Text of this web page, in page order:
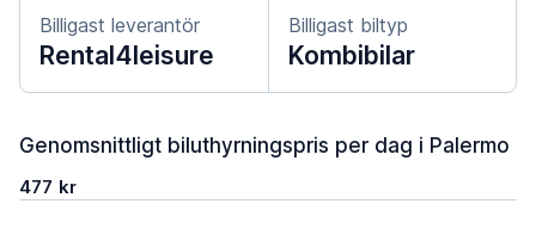
Billigast leverantör
Rental4leisure
Billigast biltyp
Kombibilar
Genomsnittligt biluthyrningspris per dag i Palermo
477 kr